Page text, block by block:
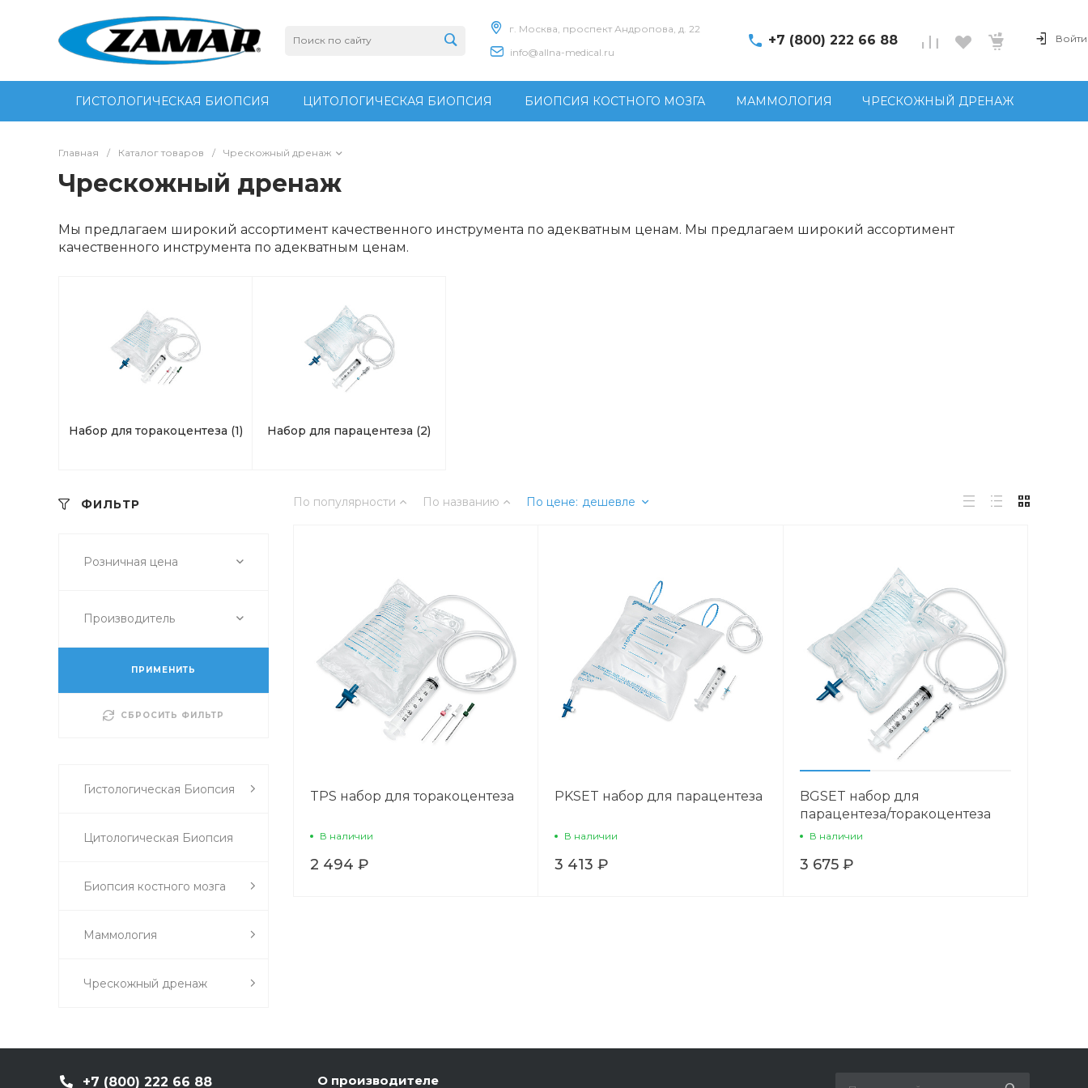
г. Москва, проспект Андропова, д. 22
info@allna-medical.ru
+7 (800) 222 66 88 Войти
ГИСТОЛОГИЧЕСКАЯ БИОПСИЯ ЦИТОЛОГИЧЕСКАЯ БИОПСИЯ БИОПСИЯ КОСТНОГО МОЗГА МАММОЛОГИЯ ЧРЕСКОЖНЫЙ ДРЕНАЖ
Главная / Каталог товаров / Чрескожный дренаж
Чрескожный дренаж
Мы предлагаем широкий ассортимент качественного инструмента по адекватным ценам. Мы предлагаем широкий ассортимент
качественного инструмента по адекватным ценам.
Набор для торакоцентеза (1) Набор для парацентеза (2)
ФИЛЬТР
Розничная цена
Производитель
ПРИМЕНИТЬ
СБРОСИТЬ ФИЛЬТР
Гистологическая Биопсия
Цитологическая Биопсия
Биопсия костного мозга
Маммология
Чрескожный дренаж
По популярности По названию По цене: дешевле
TPS набор для торакоцентеза
В наличии
2 494 ₽
PKSET набор для парацентеза
В наличии
3 413 ₽
BGSET набор для
парацентеза/торакоцентеза
В наличии
3 675 ₽
+7 (800) 222 66 88 О производителе